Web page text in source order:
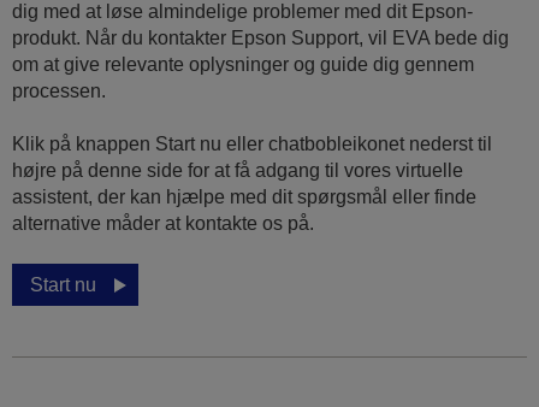
dig med at løse almindelige problemer med dit Epson-
produkt. Når du kontakter Epson Support, vil EVA bede dig
om at give relevante oplysninger og guide dig gennem
processen.
Klik på knappen Start nu eller chatbobleikonet nederst til
højre på denne side for at få adgang til vores virtuelle
assistent, der kan hjælpe med dit spørgsmål eller finde
alternative måder at kontakte os på.
Start nu